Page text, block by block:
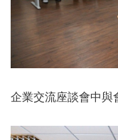
企業交流座談會中與